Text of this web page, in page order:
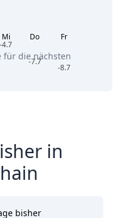
Mi
-4.7
Do
-7.7
Fr
-8.7
für die nächsten
in
bisher